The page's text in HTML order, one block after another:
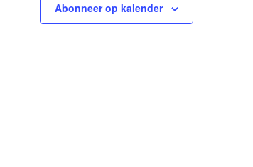
Abonneer op kalender